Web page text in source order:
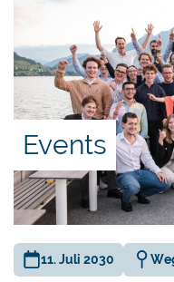
«Hat jede Form des
Erfolg? – und was
die Brandstifter“ mit
Verleihung
Preises für
an:
Events
11. Juli 2030